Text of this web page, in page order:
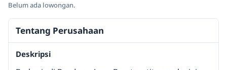
Belum ada lowongan.
Tentang Perusahaan
Deskripsi